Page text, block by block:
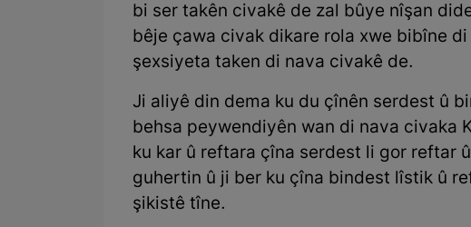
bi ser takên civakê de zal bûye nîşan
bêje çawa civak dikare rola xwe bibîne
şexsiyeta taken di nava civakê de.
Ji aliyê din dema ku du çînên serdest û
behsa peywendiyên wan di nava civaka
ku kar û reftara çîna serdest li gor reftar
guhertin û ji ber ku çîna bindest lîstik û
şikistê tîne.